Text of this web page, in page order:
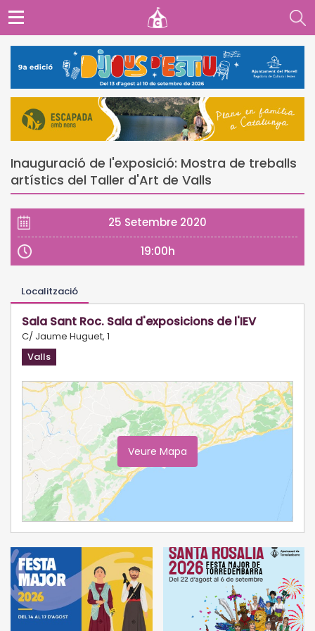
Inauguració de l'exposició: Mostra de treballs
artístics del Taller d'Art de Valls
25 Setembre 2020
19:00h
Localització
Sala Sant Roc. Sala d'exposicions de l'IEV
C/ Jaume Huguet, 1
Valls
Veure Mapa